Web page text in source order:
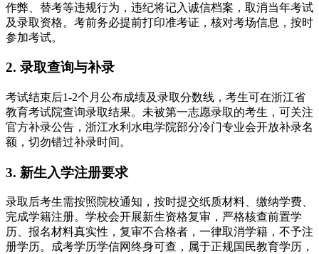
作弊、替考等违规行为，违纪将记入诚信档案，取消当年考试
及录取资格。考前务必提前打印准考证，核对考场信息，按时
参加考试。
2. 录取查询与补录
考试结束后1-2个月公布成绩及录取分数线，考生可在浙江省
教育考试院查询录取结果。未被第一志愿录取的考生，可关注
官方补录公告，浙江水利水电学院部分冷门专业会开放补录名
额，切勿错过补录时间。
3. 新生入学注册要求
录取后考生需按照院校通知，按时提交纸质材料、缴纳学费、
完成学籍注册。学校会开展新生资格复审，严格核查前置学
历、报名材料真实性，复审不合格者，一律取消学籍，不予注
册学历。成考学历学信网终身可查，属于正规国民教育学历，